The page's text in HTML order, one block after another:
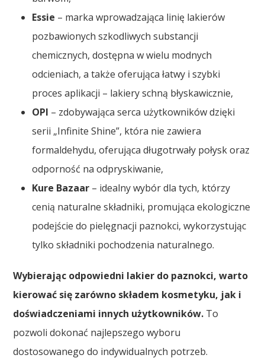
Essie – marka wprowadzająca linię lakierów
pozbawionych szkodliwych substancji
chemicznych, dostępna w wielu modnych
odcieniach, a także oferująca łatwy i szybki
proces aplikacji – lakiery schną błyskawicznie,
OPI – zdobywająca serca użytkowników dzięki
serii „Infinite Shine”, która nie zawiera
formaldehydu, oferująca długotrwały połysk oraz
odporność na odpryskiwanie,
Kure Bazaar – idealny wybór dla tych, którzy
cenią naturalne składniki, promująca ekologiczne
podejście do pielęgnacji paznokci, wykorzystując
tylko składniki pochodzenia naturalnego.
Wybierając odpowiedni lakier do paznokci, warto
kierować się zarówno składem kosmetyku, jak i
doświadczeniami innych użytkowników. To
pozwoli dokonać najlepszego wyboru
dostosowanego do indywidualnych potrzeb.